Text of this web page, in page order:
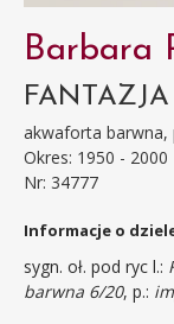
Barbara
akwaforta barwna,
Okres: 1950 - 2000
Nr: 34777
Informacje o
sygn. oł. pod ryc l.:
barwna 6/20, p.: